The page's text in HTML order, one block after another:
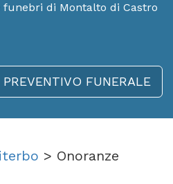
di Montalto di Castro
PREVENTIVO FUNERALE
> Onoranze